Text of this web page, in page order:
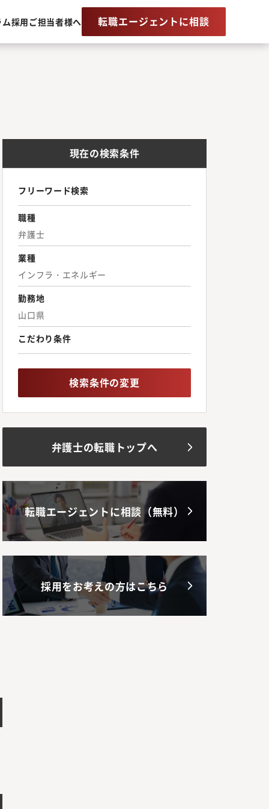
採用ご担当者様へ 転職エージェントに相談
現在の検索条件
フリーワード検索
職種
弁護士
業種
インフラ・エネルギー
勤務地
山口県
こだわり条件
検索条件の変更
弁護士の転職トップへ
転職エージェントに相談（無料）
採用をお考えの方はこちら